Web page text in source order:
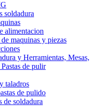
soldadura
alimentacion
maquinas y piezas
y Herramientas, Mesas,
de pulir
taladros
de pulido
de soldadura